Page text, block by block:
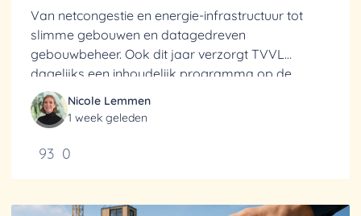
Van netcongestie en energie-infrastructuur tot
slimme gebouwen en datagedreven
gebouwbeheer. Ook dit jaar verzorgt TVVL
dagelijks een inhoudelijk programma op de
Vakbeurs Energie op 6 t/m 8 oktober.
Nicole Lemmen
1 week geleden
93 0